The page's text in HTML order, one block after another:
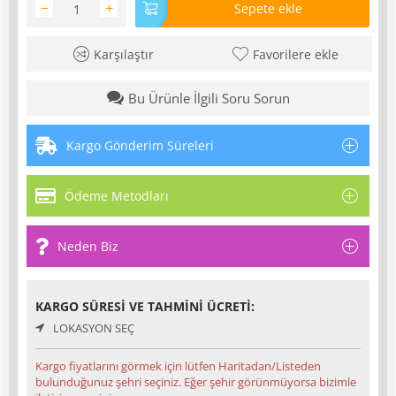
+
− Sepete ekle
Karşılaştır Favorilere ekle
Bu Ürünle İlgili Soru Sorun
Kargo Gönderim Süreleri
Ödeme Metodları
Neden Biz
KARGO SÜRESI VE TAHMINI ÜCRETI:
LOKASYON SEÇ
Kargo fiyatlarını görmek için lütfen Haritadan/Listeden
bulunduğunuz şehri seçiniz. Eğer şehir görünmüyorsa bizimle